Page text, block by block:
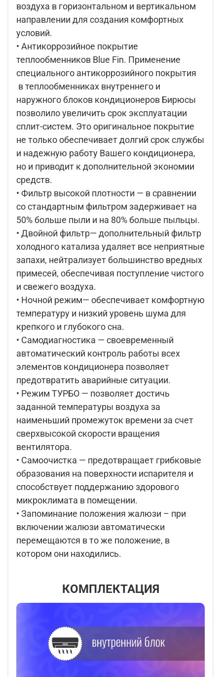
воздуха в горизонтальном и вертикальном
направлении для создания комфортных
условий.
• Антикоррозийное покрытие
теплообменников Blue Fin. Применение
специального антикоррозийного покрытия
в теплообменниках внутреннего и
наружного блоков кондиционеров Бирюсы
позволило увеличить срок эксплуатации
сплит-систем. Это оригинальное покрытие
не только обеспечивает долгий срок службы
и надежную работу Вашего кондиционера,
но и приводит к дополнительной экономии
средств.
• Фильтр высокой плотности — в сравнении
со стандартным фильтром задерживает на
50% больше пыли и на 80% больше пыльцы.
• Двойной фильтр— дополнительный фильтр
холодного катализа удаляет все неприятные
запахи, нейтрализует большинство вредных
примесей, обеспечивая поступление чистого
и свежего воздуха.
• Ночной режим— обеспечивает комфортную
температуру и низкий уровень шума для
крепкого и глубокого сна.
• Самодиагностика — своевременный
автоматический контроль работы всех
элементов кондиционера позволяет
предотвратить аварийные ситуации.
• Режим ТУРБО — позволяет достичь
заданной температуры воздуха за
наименьший промежуток времени за счет
сверхвысокой скорости вращения
вентилятора.
• Самоочистка — предотвращает грибковые
образования на поверхности испарителя и
способствует поддержанию здорового
микроклимата в помещении.
• Запоминание положения жалюзи – при
включении жалюзи автоматически
перемещаются в то же положение, в
котором они находились.
КОМПЛЕКТАЦИЯ